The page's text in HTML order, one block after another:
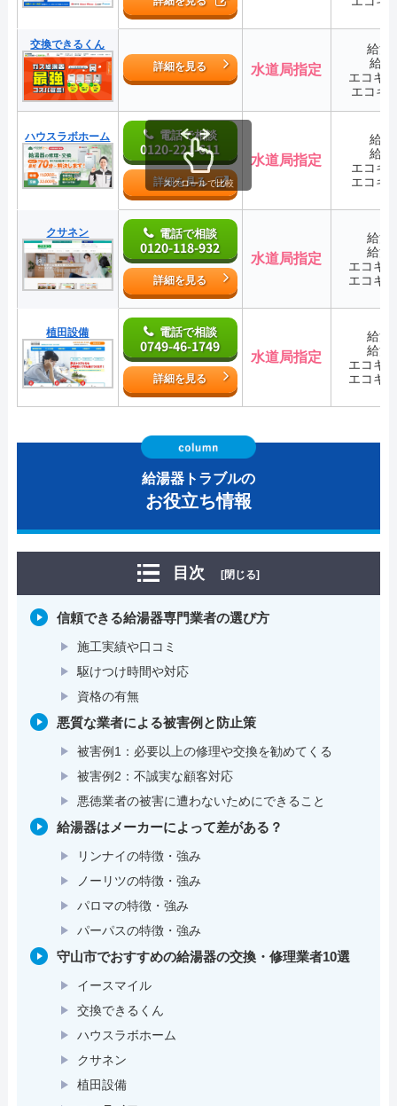
交換できるくん
詳細を見る
水道局指定
給湯
給
エコキ
エコキ
ハウスラボホーム 電話で相談
0120-221-611
詳細を見る
水道局指定
給
給
エコキ
エコキ
クサネン 電話で相談
0120-118-932
詳細を見る
水道局指定
給湯
給湯
エコキ
エコキ
植田設備 電話で相談
0749-46-1749
詳細を見る
水道局指定
給湯
給湯
エコキ
エコキ
スクロールで比較
給湯器トラブルの
お役立ち情報
目次 [閉じる]
信頼できる給湯器専門業者の選び方
施工実績や口コミ
駆けつけ時間や対応
資格の有無
悪質な業者による被害例と防止策
被害例1：必要以上の修理や交換を勧めてくる
被害例2：不誠実な顧客対応
悪徳業者の被害に遭わないためにできること
給湯器はメーカーによって差がある？
リンナイの特徴・強み
ノーリツの特徴・強み
パロマの特徴・強み
パーパスの特徴・強み
守山市でおすすめの給湯器の交換・修理業者10選
イースマイル
交換できるくん
ハウスラボホーム
クサネン
植田設備